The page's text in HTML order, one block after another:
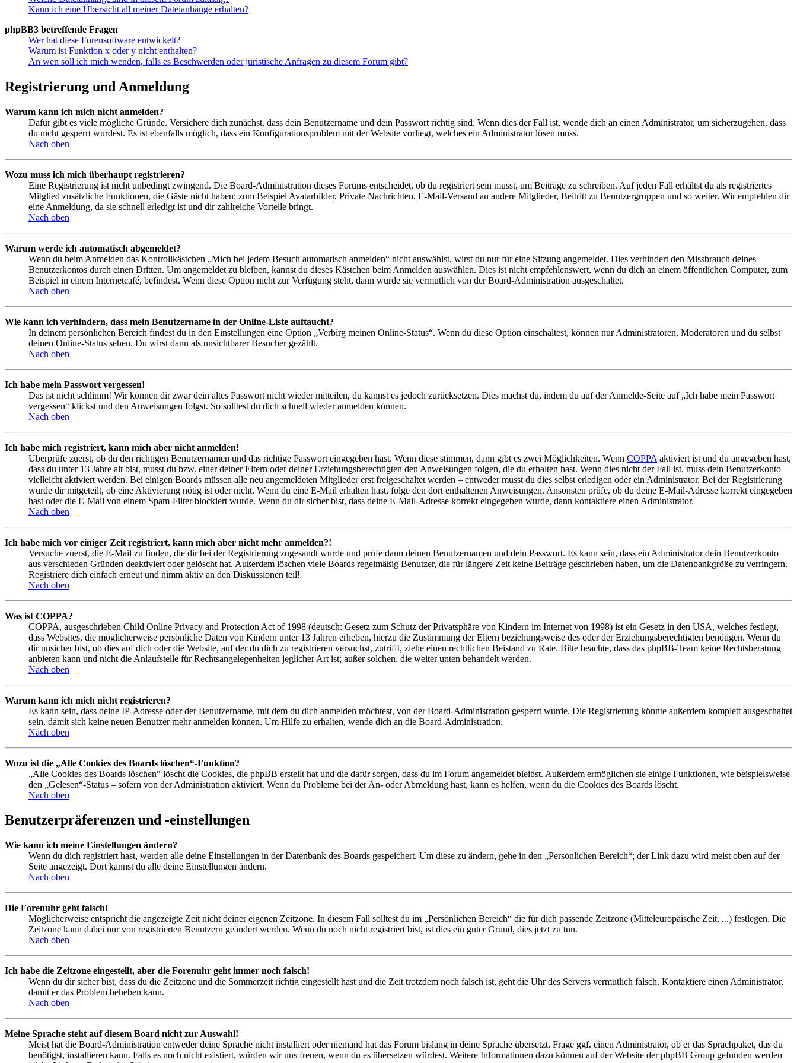
Kann ich eine Übersicht all meiner Dateianhänge erhalten?
phpBB3 betreffende Fragen
Wer hat diese Forensoftware entwickelt?
Warum ist Funktion x oder y nicht enthalten?
An wen soll ich mich wenden, falls es Beschwerden oder juristische Anfragen zu diesem Forum gibt?
Registrierung und Anmeldung
Warum kann ich mich nicht anmelden?
Dafür gibt es viele mögliche Gründe. Versichere dich zunächst, dass dein Benutzername und dein Passwort richtig sind. Wenn dies der Fall ist, wende dich an einen Administrator, um sicherzugehen, dass
du nicht gesperrt wurdest. Es ist ebenfalls möglich, dass ein Konfigurationsproblem mit der Website vorliegt, welches ein Administrator lösen muss.
Nach oben
Wozu muss ich mich überhaupt registrieren?
Eine Registrierung ist nicht unbedingt zwingend. Die Board-Administration dieses Forums entscheidet, ob du registriert sein musst, um Beiträge zu schreiben. Auf jeden Fall erhältst du als registriertes
Mitglied zusätzliche Funktionen, die Gäste nicht haben: zum Beispiel Avatarbilder, Private Nachrichten, E-Mail-Versand an andere Mitglieder, Beitritt zu Benutzergruppen und so weiter. Wir empfehlen dir
eine Anmeldung, da sie schnell erledigt ist und dir zahlreiche Vorteile bringt.
Nach oben
Warum werde ich automatisch abgemeldet?
Wenn du beim Anmelden das Kontrollkästchen „Mich bei jedem Besuch automatisch anmelden“ nicht auswählst, wirst du nur für eine Sitzung angemeldet. Dies verhindert den Missbrauch deines
Benutzerkontos durch einen Dritten. Um angemeldet zu bleiben, kannst du dieses Kästchen beim Anmelden auswählen. Dies ist nicht empfehlenswert, wenn du dich an einem öffentlichen Computer, zum
Beispiel in einem Internetcafé, befindest. Wenn diese Option nicht zur Verfügung steht, dann wurde sie vermutlich von der Board-Administration ausgeschaltet.
Nach oben
Wie kann ich verhindern, dass mein Benutzername in der Online-Liste auftaucht?
In deinem persönlichen Bereich findest du in den Einstellungen eine Option „Verbirg meinen Online-Status“. Wenn du diese Option einschaltest, können nur Administratoren, Moderatoren und du selbst
deinen Online-Status sehen. Du wirst dann als unsichtbarer Besucher gezählt.
Nach oben
Ich habe mein Passwort vergessen!
Das ist nicht schlimm! Wir können dir zwar dein altes Passwort nicht wieder mitteilen, du kannst es jedoch zurücksetzen. Dies machst du, indem du auf der Anmelde-Seite auf „Ich habe mein Passwort
vergessen“ klickst und den Anweisungen folgst. So solltest du dich schnell wieder anmelden können.
Nach oben
Ich habe mich registriert, kann mich aber nicht anmelden!
Überprüfe zuerst, ob du den richtigen Benutzernamen und das richtige Passwort eingegeben hast. Wenn diese stimmen, dann gibt es zwei Möglichkeiten. Wenn COPPA aktiviert ist und du angegeben hast,
dass du unter 13 Jahre alt bist, musst du bzw. einer deiner Eltern oder deiner Erziehungsberechtigten den Anweisungen folgen, die du erhalten hast. Wenn dies nicht der Fall ist, muss dein Benutzerkonto
vielleicht aktiviert werden. Bei einigen Boards müssen alle neu angemeldeten Mitglieder erst freigeschaltet werden – entweder musst du dies selbst erledigen oder ein Administrator. Bei der Registrierung
wurde dir mitgeteilt, ob eine Aktivierung nötig ist oder nicht. Wenn du eine E-Mail erhalten hast, folge den dort enthaltenen Anweisungen. Ansonsten prüfe, ob du deine E-Mail-Adresse korrekt eingegeben
hast oder die E-Mail von einem Spam-Filter blockiert wurde. Wenn du dir sicher bist, dass deine E-Mail-Adresse korrekt eingegeben wurde, dann kontaktiere einen Administrator.
Nach oben
Ich habe mich vor einiger Zeit registriert, kann mich aber nicht mehr anmelden?!
Versuche zuerst, die E-Mail zu finden, die dir bei der Registrierung zugesandt wurde und prüfe dann deinen Benutzernamen und dein Passwort. Es kann sein, dass ein Administrator dein Benutzerkonto
aus verschieden Gründen deaktiviert oder gelöscht hat. Außerdem löschen viele Boards regelmäßig Benutzer, die für längere Zeit keine Beiträge geschrieben haben, um die Datenbankgröße zu verringern.
Registriere dich einfach erneut und nimm aktiv an den Diskussionen teil!
Nach oben
Was ist COPPA?
COPPA, ausgeschrieben Child Online Privacy and Protection Act of 1998 (deutsch: Gesetz zum Schutz der Privatsphäre von Kindern im Internet von 1998) ist ein Gesetz in den USA, welches festlegt,
dass Websites, die möglicherweise persönliche Daten von Kindern unter 13 Jahren erheben, hierzu die Zustimmung der Eltern beziehungsweise des oder der Erziehungsberechtigten benötigen. Wenn du
dir unsicher bist, ob dies auf dich oder die Website, auf der du dich zu registrieren versuchst, zutrifft, ziehe einen rechtlichen Beistand zu Rate. Bitte beachte, dass das phpBB-Team keine Rechtsberatung
anbieten kann und nicht die Anlaufstelle für Rechtsangelegenheiten jeglicher Art ist; außer solchen, die weiter unten behandelt werden.
Nach oben
Warum kann ich mich nicht registrieren?
Es kann sein, dass deine IP-Adresse oder der Benutzername, mit dem du dich anmelden möchtest, von der Board-Administration gesperrt wurde. Die Registrierung könnte außerdem komplett ausgeschaltet
sein, damit sich keine neuen Benutzer mehr anmelden können. Um Hilfe zu erhalten, wende dich an die Board-Administration.
Nach oben
Wozu ist die „Alle Cookies des Boards löschen“-Funktion?
„Alle Cookies des Boards löschen“ löscht die Cookies, die phpBB erstellt hat und die dafür sorgen, dass du im Forum angemeldet bleibst. Außerdem ermöglichen sie einige Funktionen, wie beispielsweise
den „Gelesen“-Status – sofern von der Administration aktiviert. Wenn du Probleme bei der An- oder Abmeldung hast, kann es helfen, wenn du die Cookies des Boards löscht.
Nach oben
Benutzerpräferenzen und -einstellungen
Wie kann ich meine Einstellungen ändern?
Wenn du dich registriert hast, werden alle deine Einstellungen in der Datenbank des Boards gespeichert. Um diese zu ändern, gehe in den „Persönlichen Bereich“; der Link dazu wird meist oben auf der
Seite angezeigt. Dort kannst du alle deine Einstellungen ändern.
Nach oben
Die Forenuhr geht falsch!
Möglicherweise entspricht die angezeigte Zeit nicht deiner eigenen Zeitzone. In diesem Fall solltest du im „Persönlichen Bereich“ die für dich passende Zeitzone (Mitteleuropäische Zeit, ...) festlegen. Die
Zeitzone kann dabei nur von registrierten Benutzern geändert werden. Wenn du noch nicht registriert bist, ist dies ein guter Grund, dies jetzt zu tun.
Nach oben
Ich habe die Zeitzone eingestellt, aber die Forenuhr geht immer noch falsch!
Wenn du dir sicher bist, dass du die Zeitzone und die Sommerzeit richtig eingestellt hast und die Zeit trotzdem noch falsch ist, geht die Uhr des Servers vermutlich falsch. Kontaktiere einen Administrator,
damit er das Problem beheben kann.
Nach oben
Meine Sprache steht auf diesem Board nicht zur Auswahl!
Meist hat die Board-Administration entweder deine Sprache nicht installiert oder niemand hat das Forum bislang in deine Sprache übersetzt. Frage ggf. einen Administrator, ob er das Sprachpaket, das du
benötigst, installieren kann. Falls es noch nicht existiert, würden wir uns freuen, wenn du es übersetzen würdest. Weitere Informationen dazu können auf der Website der phpBB Group gefunden werden